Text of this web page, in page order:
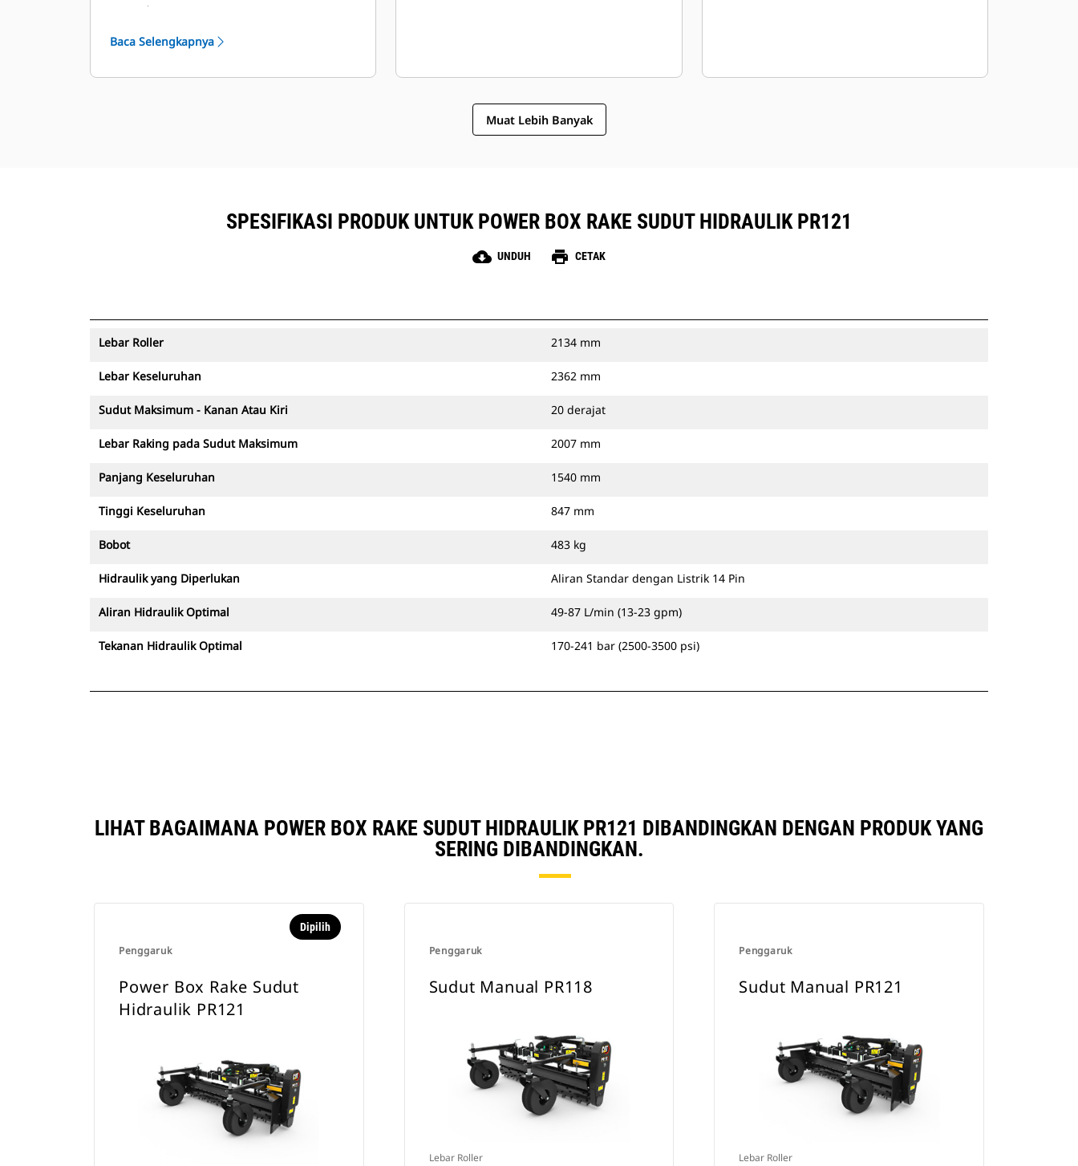
operator.
Baca Selengkapnya
Muat Lebih Banyak
SPESIFIKASI PRODUK UNTUK POWER BOX RAKE SUDUT HIDRAULIK PR121
cloud_download UNDUH print CETAK
Lebar Roller 2134 mm
Lebar Keseluruhan 2362 mm
Sudut Maksimum - Kanan Atau Kiri 20 derajat
Lebar Raking pada Sudut Maksimum 2007 mm
Panjang Keseluruhan 1540 mm
Tinggi Keseluruhan 847 mm
Bobot 483 kg
Hidraulik yang Diperlukan Aliran Standar dengan Listrik 14 Pin
Aliran Hidraulik Optimal 49-87 L/min (13-23 gpm)
Tekanan Hidraulik Optimal 170-241 bar (2500-3500 psi)
LIHAT BAGAIMANA POWER BOX RAKE SUDUT HIDRAULIK PR121 DIBANDINGKAN DENGAN PRODUK YANG
SERING DIBANDINGKAN.
Penggaruk
Dipilih
Power Box Rake Sudut
Hidraulik PR121
Penggaruk
Sudut Manual PR118
Lebar Roller
Penggaruk
Sudut Manual PR121
Lebar Roller